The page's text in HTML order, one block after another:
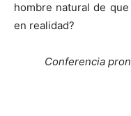
hombre natural de
en realidad?
Conferencia